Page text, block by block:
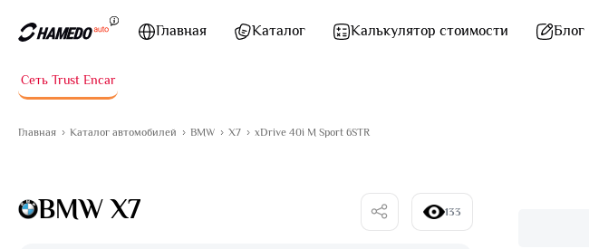
Главная
Каталог Калькулятор стоимости Блог
Сеть Trust Encar
Главная Каталог автомобилей BMW X7 xDrive 40i M Sport 6STR
BMW X7 133